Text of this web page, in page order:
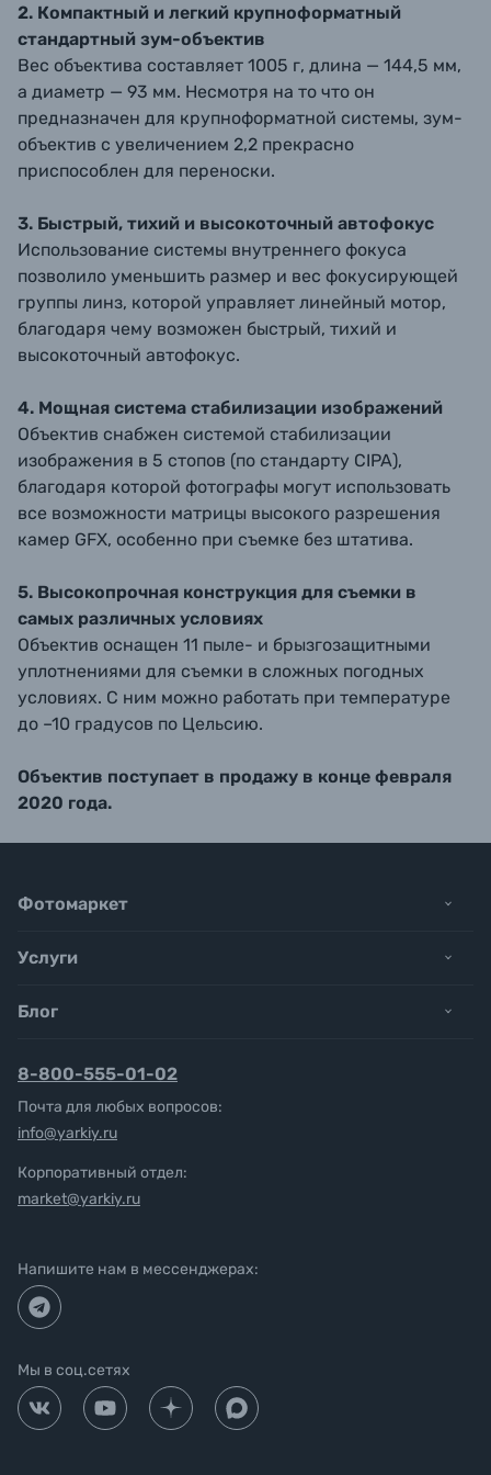
2. Компактный и легкий крупноформатный
стандартный зум-объектив
Вес объектива составляет 1005 г, длина — 144,5 мм,
а диаметр — 93 мм. Несмотря на то что он
предназначен для крупноформатной системы, зум-
объектив с увеличением 2,2 прекрасно
приспособлен для переноски.
3. Быстрый, тихий и высокоточный автофокус
Использование системы внутреннего фокуса
позволило уменьшить размер и вес фокусирующей
группы линз, которой управляет линейный мотор,
благодаря чему возможен быстрый, тихий и
высокоточный автофокус.
4. Мощная система стабилизации изображений
Объектив снабжен системой стабилизации
изображения в 5 стопов (по стандарту CIPA),
благодаря которой фотографы могут использовать
все возможности матрицы высокого разрешения
камер GFX, особенно при съемке без штатива.
5. Высокопрочная конструкция для съемки в
самых различных условиях
Объектив оснащен 11 пыле- и брызгозащитными
уплотнениями для съемки в сложных погодных
условиях. С ним можно работать при температуре
до –10 градусов по Цельсию.
Объектив поступает в продажу в конце февраля
2020 года.
Фотомаркет
Услуги
Блог
8-800-555-01-02
Почта для любых вопросов:
info@yarkiy.ru
Корпоративный отдел:
market@yarkiy.ru
Напишите нам в мессенджерах:
Мы в соц.сетях